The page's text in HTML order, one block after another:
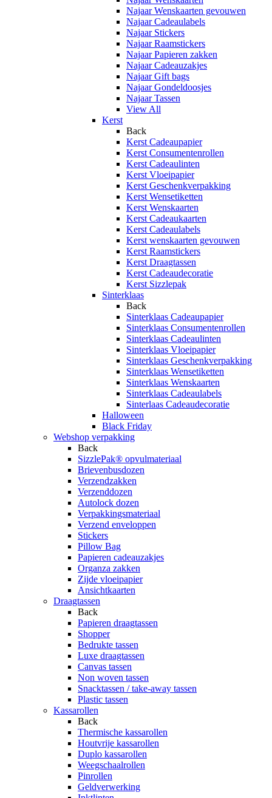
Najaar Wenskaarten gevouwen
Najaar Cadeaulabels
Najaar Stickers
Najaar Raamstickers
Najaar Papieren zakken
Najaar Cadeauzakjes
Najaar Gift bags
Najaar Gondeldoosjes
Najaar Tassen
View All
Kerst
Back
Kerst Cadeaupapier
Kerst Consumentenrollen
Kerst Cadeaulinten
Kerst Vloeipapier
Kerst Geschenkverpakking
Kerst Wensetiketten
Kerst Wenskaarten
Kerst Cadeaukaarten
Kerst Cadeaulabels
Kerst wenskaarten gevouwen
Kerst Raamstickers
Kerst Draagtassen
Kerst Cadeaudecoratie
Kerst Sizzlepak
Sinterklaas
Back
Sinterklaas Cadeaupapier
Sinterklaas Consumentenrollen
Sinterklaas Cadeaulinten
Sinterklaas Vloeipapier
Sinterklaas Geschenkverpakking
Sinterklaas Wensetiketten
Sinterklaas Wenskaarten
Sinterklaas Cadeaulabels
Sinterlaas Cadeaudecoratie
Halloween
Black Friday
Webshop verpakking
Back
SizzlePak® opvulmateriaal
Brievenbusdozen
Verzendzakken
Verzenddozen
Autolock dozen
Verpakkingsmateriaal
Verzend enveloppen
Stickers
Pillow Bag
Papieren cadeauzakjes
Organza zakken
Zijde vloeipapier
Ansichtkaarten
Draagtassen
Back
Papieren draagtassen
Shopper
Bedrukte tassen
Luxe draagtassen
Canvas tassen
Non woven tassen
Snacktassen / take-away tassen
Plastic tassen
Kassarollen
Back
Thermische kassarollen
Houtvrije kassarollen
Duplo kassarollen
Weegschaalrollen
Pinrollen
Geldverwerking